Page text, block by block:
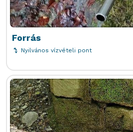
Forrás
Nyilvános vízvételi pont